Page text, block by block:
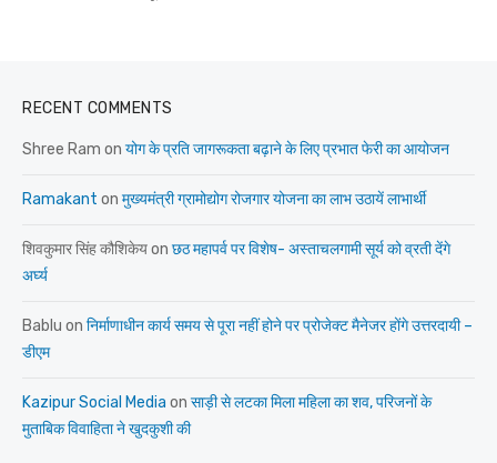
RECENT COMMENTS
Shree Ram on योग के प्रति जागरूकता बढ़ाने के लिए प्रभात फेरी का आयोजन
Ramakant on मुख्यमंत्री ग्रामोद्योग रोजगार योजना का लाभ उठायें लाभार्थी
शिवकुमार सिंह कौशिकेयon छठ महापर्व पर विशेष- अस्ताचलगामी सूर्य को व्रती देंगे
अर्घ्य
Bablu on निर्माणाधीन कार्य समय से पूरा नहीं होने पर प्रोजेक्ट मैनेजर होंगे उत्तरदायी –
डीएम
Kazipur Social Media on साड़ी से लटका मिला महिला का शव, परिजनों के
मुताबिक विवाहिता ने खुदकुशी की